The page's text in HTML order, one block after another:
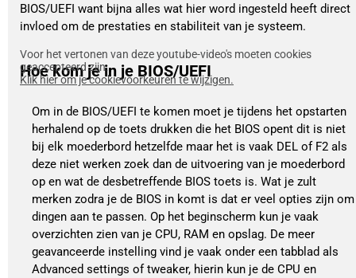
BIOS/UEFI want bijna alles wat hier word ingesteld heeft direct
invloed om de prestaties en stabiliteit van je systeem.
Hoe kom je in je BIOS/UEFI
Om in de BIOS/UEFI te komen moet je tijdens het opstarten
herhalend op de toets drukken die het BIOS opent dit is niet
bij elk moederbord hetzelfde maar het is vaak DEL of F2 als
deze niet werken zoek dan de uitvoering van je moederbord
op en wat de desbetreffende BIOS toets is. Wat je zult
merken zodra je de BIOS in komt is dat er veel opties zijn om
dingen aan te passen. Op het beginscherm kun je vaak
overzichten zien van je CPU, RAM en opslag. De meer
geavanceerde instelling vind je vaak onder een tabblad als
Advanced settings of tweaker, hierin kun je de CPU en
Voor het vertonen van deze youtube-video's moeten cookies
geaccepteerd zijn.
Klik hier om je cookievoorkeuren te wijzigen.